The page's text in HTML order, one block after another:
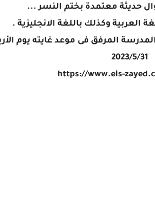
2023/5/31
https://www.eis-